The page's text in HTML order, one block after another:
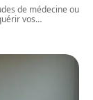
de médecine ou
vos…